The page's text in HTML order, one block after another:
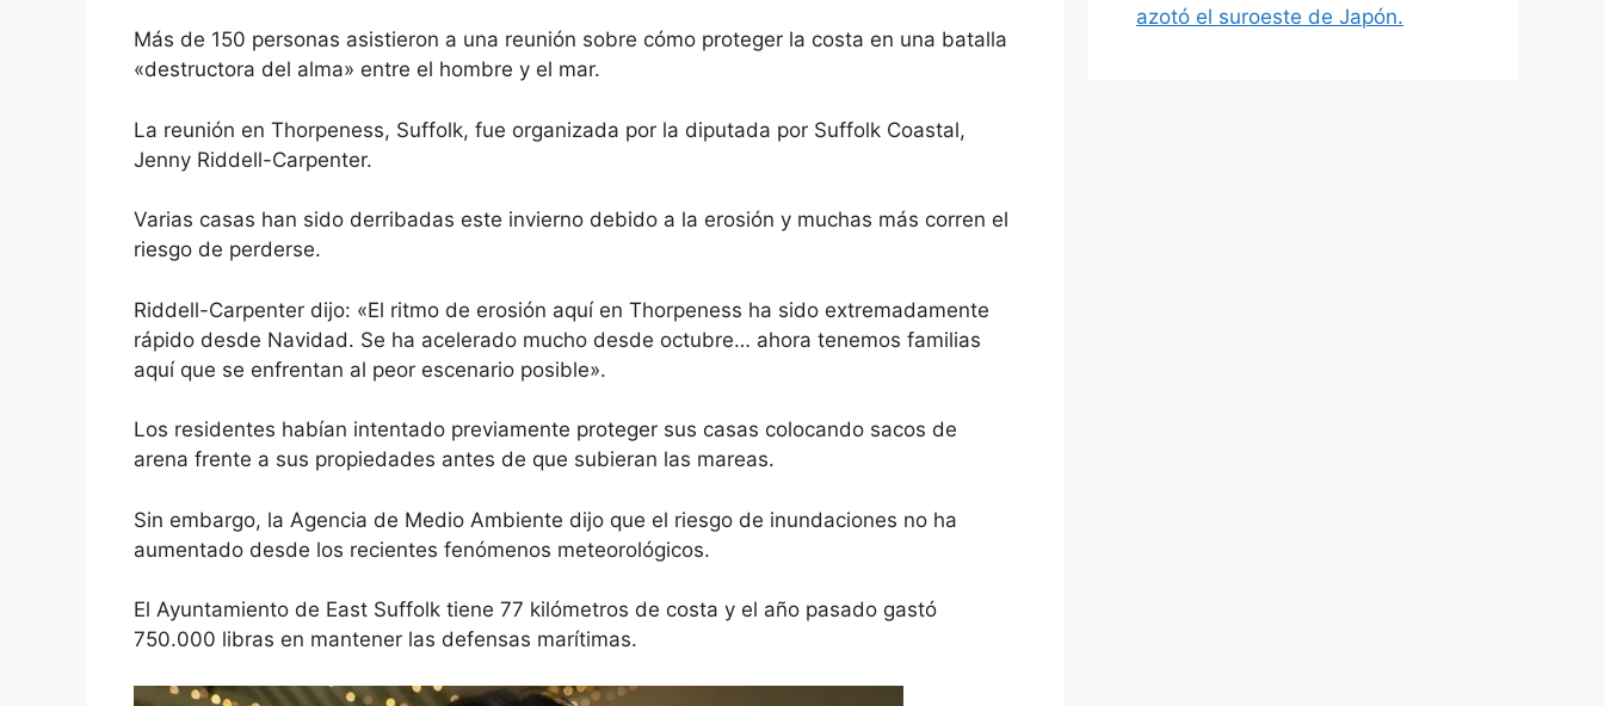
Más de 150 personas asistieron a una reunión sobre cómo proteger la costa en una batalla
«destructora del alma» entre el hombre y el mar.
La reunión en Thorpeness, Suffolk, fue organizada por la diputada por Suffolk Coastal,
Jenny Riddell-Carpenter.
Varias casas han sido derribadas este invierno debido a la erosión y muchas más corren el
riesgo de perderse.
Riddell-Carpenter dijo: «El ritmo de erosión aquí en Thorpeness ha sido extremadamente
rápido desde Navidad. Se ha acelerado mucho desde octubre… ahora tenemos familias
aquí que se enfrentan al peor escenario posible».
Los residentes habían intentado previamente proteger sus casas colocando sacos de
arena frente a sus propiedades antes de que subieran las mareas.
Sin embargo, la Agencia de Medio Ambiente dijo que el riesgo de inundaciones no ha
aumentado desde los recientes fenómenos meteorológicos.
El Ayuntamiento de East Suffolk tiene 77 kilómetros de costa y el año pasado gastó
750.000 libras en mantener las defensas marítimas.
azotó el suroeste de Japón.